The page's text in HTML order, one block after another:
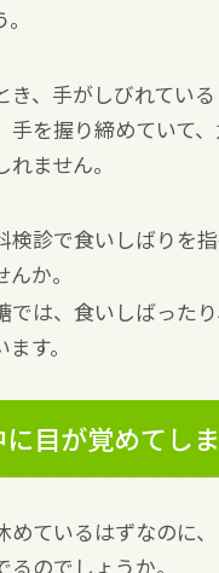
き、手がしびれてい
手を握り締めていて
ません。
検診で食いしばりを
か。
では、食いしばった
す。
目が覚めてし
めているはずなのに
るのでしょうか。